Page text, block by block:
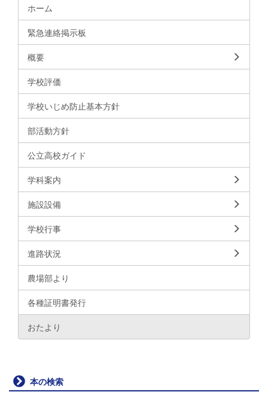
ホーム
緊急連絡掲示板
概要
学校評価
学校いじめ防止基本方針
部活動方針
公立高校ガイド
学科案内
施設設備
学校行事
進路状況
農場部より
各種証明書発行
おたより
本の検索